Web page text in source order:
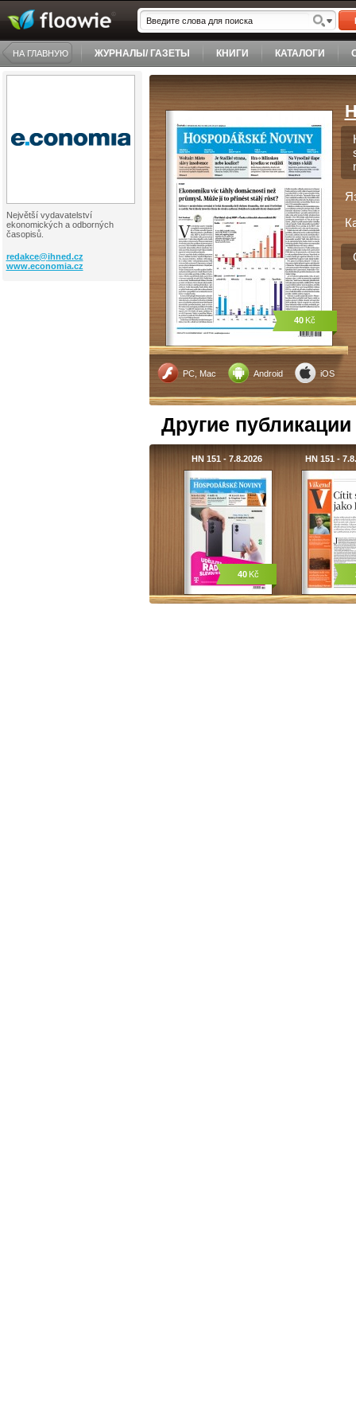
НА ГЛАВНУЮ ЖУРНАЛЫ/ ГАЗЕТЫ КНИГИ КАТАЛОГИ
Největší vydavatelství
ekonomických a odborných
časopisů.
redakce@ihned.cz
www.economia.cz
PC, Mac Android iOS
40 Kč
Другие публикации
HN 151 - 7.8.2026
40 Kč
HN 151 -